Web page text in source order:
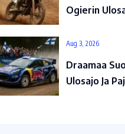
Ogierin
Aug 3, 2026
Draamaa
Ulosajo Ja